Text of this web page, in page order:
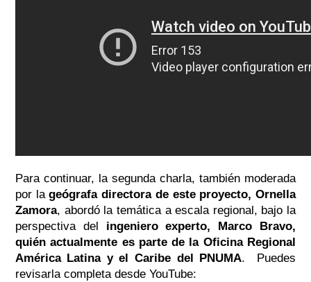
Para continuar, la segunda charla, también moderada
por lageógrafa directora de este proyecto, Ornella
Zamora, abordó la temática a escala regional, bajo la
perspectiva del ingeniero experto, Marco Bravo,
quién actualmente es parte de la Oficina Regional
América Latina y el Caribe del PNUMA. Puedes
revisarla completa desde YouTube: